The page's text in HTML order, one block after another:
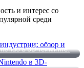
и интерес со
среди
обзор и
в 3D-гейминге: